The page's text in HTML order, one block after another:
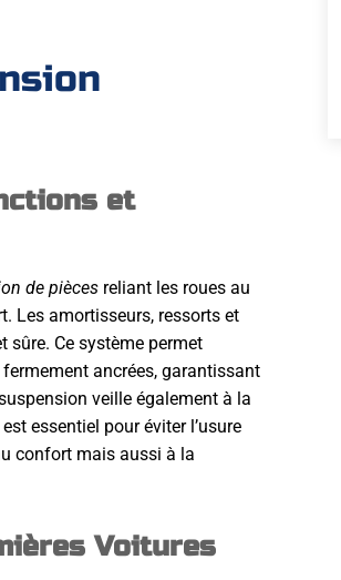
et
de pièces reliant les roues au
Les amortisseurs, ressorts et
sûre. Ce système permet
ancrées, garantissant
veille également à la
essentiel pour éviter l’usure
confort mais aussi à la
Voitures